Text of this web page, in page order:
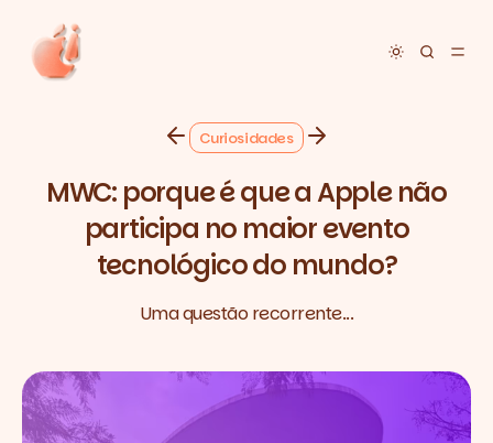
Toggle
Curiosidades
MWC: porque é que a Apple não
participa no maior evento
tecnológico do mundo?
Uma questão recorrente...